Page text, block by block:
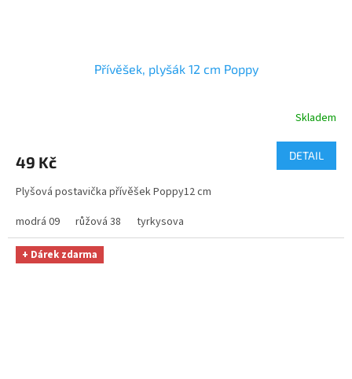
Přívěšek, plyšák 12 cm Poppy
Skladem
49 Kč DETAIL
Plyšová postavička přívěšek Poppy12 cm
modrá 09
růžová 38 tyrkysova
+ Dárek zdarma